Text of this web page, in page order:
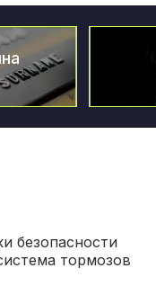
безопасности
тормозов